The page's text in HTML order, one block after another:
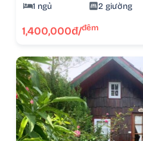
1 ngủ 2 giường
1,400,000đ/đêm